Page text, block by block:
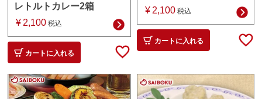
レトルトカレー2箱
¥ 2,100 税込
カートに入れる
¥ 2,100 税込
カートに入れる